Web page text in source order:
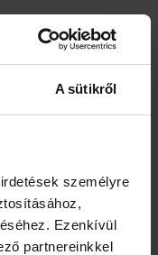
A sütikről
személyre
Ezenkívül
partnereinkkel
aki hat éves,
Vele rendszeresen
Nehezítésként
mellett heti két
próbálom neki
szféra